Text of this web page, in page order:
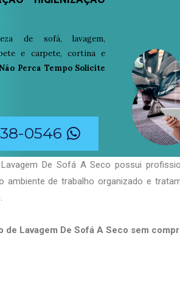
de sofá, lavagem,
e carpete, cortina e
Não Perca Tempo Solicite
0546
De Sofá A Seco possui
ambiente de trabalho organizado e
Lavagem De Sofá A Seco sem